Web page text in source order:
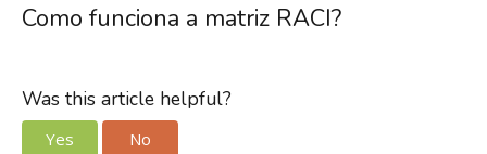
Como funciona a matriz RACI?
Was this article helpful?
Yes No